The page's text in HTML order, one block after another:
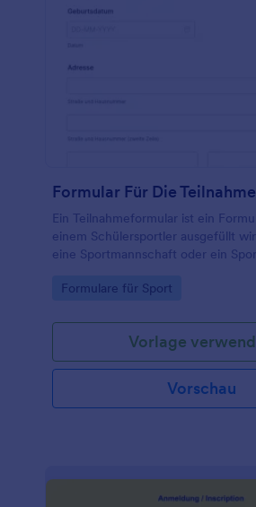
Ein Teilnahmeformular ist ein
einem Schülersportler ausgefüllt
eine Sportmannschaft oder ein
Go to Category:
Formulare für Sport
Vorlage
Vorschau